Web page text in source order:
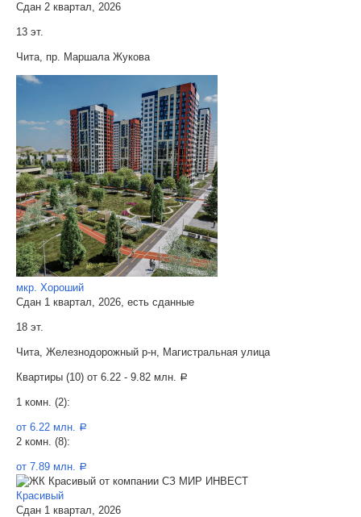
Сдан 2 квартал, 2026
13 эт.
Чита, пр. Маршала Жукова
мкр. Хороший
Сдан 1 квартал, 2026, есть сданные
18 эт.
Чита, Железнодорожный р-н, Магистральная улица
Квартиры (10) от 6.22 - 9.82 млн. a
1 комн. (2):
от 6.22 млн. a
2 комн. (8):
от 7.89 млн. a
Красивый
Сдан 1 квартал, 2026